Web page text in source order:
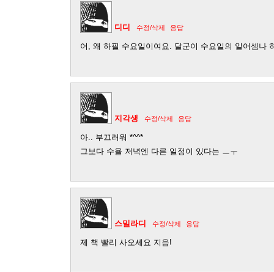
디디 수정/삭제 응답
어, 왜 하필 수요일이여요. 달군이 수요일의 일어셈나
지각생 수정/삭제 응답
아.. 부끄러워 *^^*
그보다 수욜 저녁엔 다른 일정이 있다는 ㅡㅜ
스밀라디 수정/삭제 응답
제 책 빨리 사오세요 지음!